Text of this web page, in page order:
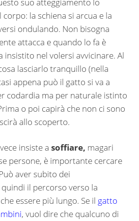
la schiena si arcua e la
ondulando. Non bisogna
attacca e quando lo fa è
insistito nel volersi avvicinare. Al
lasciarlo tranquillo (nella
appena può il gatto si va a
codardia ma per naturale istinto
o poi capirà che non ci sono
allo scoperto.
insiste a soffiare, magari
persone, è importante cercare
aver subito dei
quindi il percorso verso la
essere più lungo. Se il gatto
, vuol dire che qualcuno di